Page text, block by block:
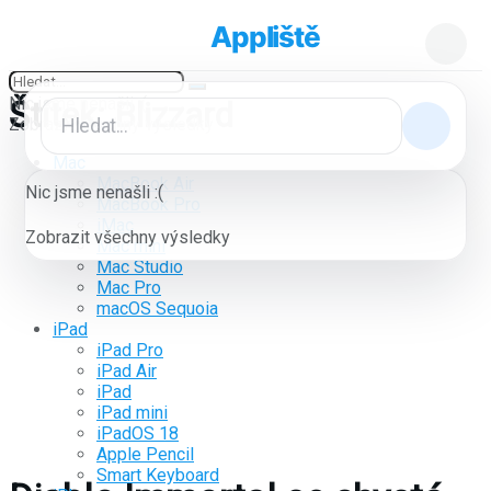
Appliště
Nic jsme nenašli :(
Zobrazit všechny výsledky
Štítek:Blizzard
Nic jsme nenašli :(
Zobrazit všechny výsledky
MacBook Air
MacBook Pro
iMac
Mac mini
Mac Studio
Mac Pro
macOS Sequoia
iPad
iPad Pro
iPad Air
iPad
iPad mini
iPadOS 18
Apple Pencil
Smart Keyboard